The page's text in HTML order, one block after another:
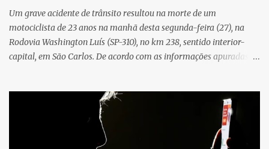
já apresentava antes do furto. O carro possui seguro e, segundo a
v...
Um grave acidente de trânsito resultou na morte de um
motociclista de 23 anos na manhã desta segunda-feira (27), na
Rodovia Washington Luís (SP-310), no km 238, sentido interior-
capital, em São Carlos. De acordo com as informações apuradas no
veículo, o trânsito estava lento e congestionado devido a obras
realizadas na rodovia, momento em que ocorreu o impacto. Com
a violência da colisão, o motociclista foi arremessado ao solo.
Testemunhas relataram que o capacete teria se desprendido